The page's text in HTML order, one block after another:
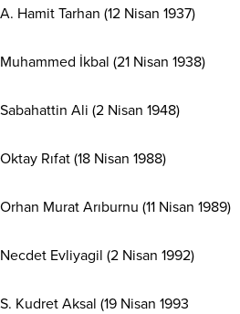
A. Hamit Tarhan (12 Nisan 1937)
Muhammed İkbal (21 Nisan 1938)
Sabahattin Ali (2 Nisan 1948)
Oktay Rıfat (18 Nisan 1988)
Orhan Murat Arıburnu (11 Nisan 1989)
Necdet Evliyagil (2 Nisan 1992)
S. Kudret Aksal (19 Nisan 1993